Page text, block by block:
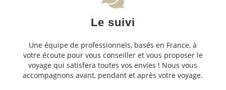
Le suivi
Une équipe de professionnels, basés en France, à
votre écoute pour vous conseiller et vous proposer le
voyage qui satisfera toutes vos envies ! Nous vous
accompagnons avant, pendant et après votre voyage.